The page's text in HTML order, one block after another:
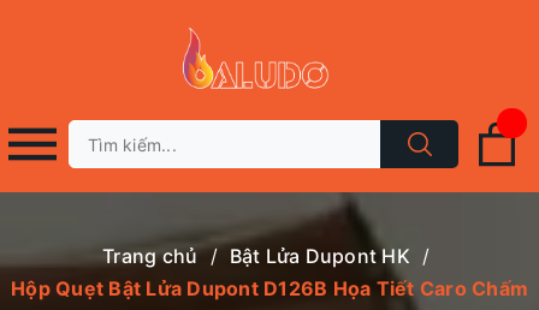
Trang chủ / Bật Lửa Dupont HK /
Hộp Quẹt Bật Lửa Dupont D126B Họa Tiết Caro Chấm